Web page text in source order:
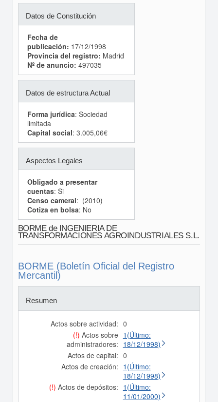
Datos de Constitución
Fecha de
publicación: 17/12/1998
Provincia del registro: Madrid
Nº de anuncio: 497035
Datos de estructura Actual
Forma jurídica: Sociedad
limitada
Capital social: 3.005,06€
Aspectos Legales
Obligado a presentar
cuentas: Si
Censo cameral: (2010)
Cotiza en bolsa: No
BORME de INGENIERIA DE
TRANSFORMACIONES AGROINDUSTRIALES S.L.
BORME (Boletín Oficial del Registro
Mercantil)
Resumen
Actos sobre actividad: 0
(!) Actos sobre
administradores:
1(Último:
18/12/1998)
Actos de capital: 0
Actos de creación: 1(Último:
18/12/1998)
(!) Actos de depósitos: 1(Último:
11/01/2000)